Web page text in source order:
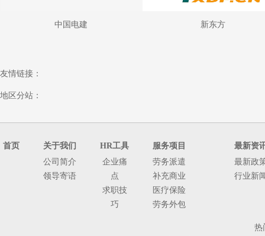
中国电建 新东方
友情链接：
地区分站：
首页
关于我们
公司简介
领导寄语
HR工具
企业痛
点
求职技
巧
服务项目
劳务派遣
补充商业
医疗保险
劳务外包
最新资
最新政
行业新
热